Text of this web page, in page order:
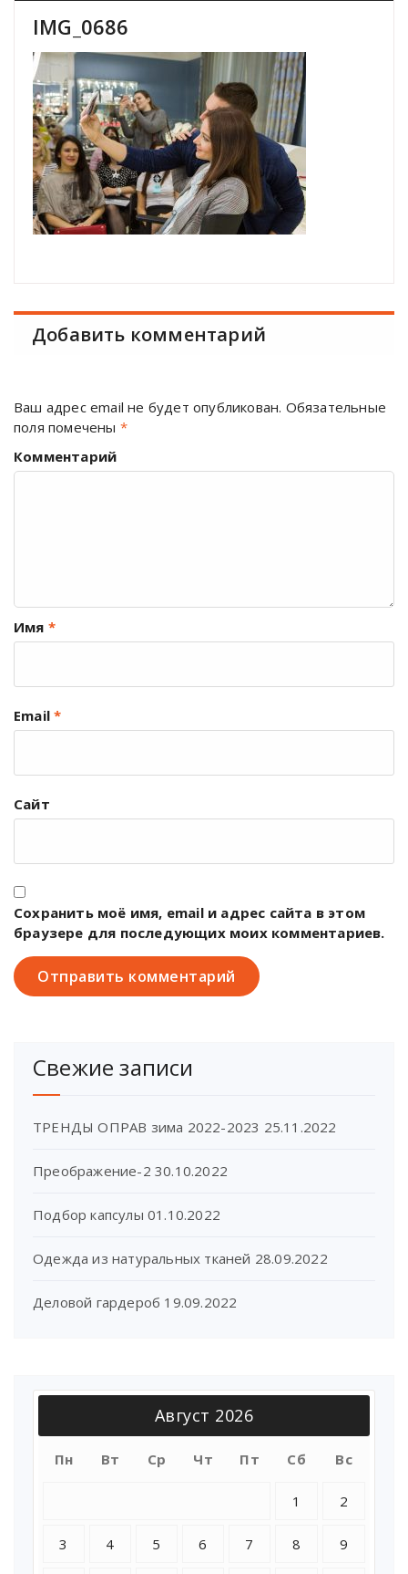
IMG_0686
Добавить комментарий
Ваш адрес email не будет опубликован. Обязательные
поля помечены *
Комментарий
Имя *
Email*
Сайт
Сохранить моё имя, email и адрес сайта в этом
браузере для последующих моих комментариев.
Свежие записи
ТРЕНДЫ ОПРАВ зима 2022-2023 25.11.2022
Преображение-2 30.10.2022
Подбор капсулы 01.10.2022
Одежда из натуральных тканей 28.09.2022
Деловой гардероб 19.09.2022
Август 2026
Пн Вт Ср Чт Пт Сб Вс
1 2
3 4 5 6 7 8 9